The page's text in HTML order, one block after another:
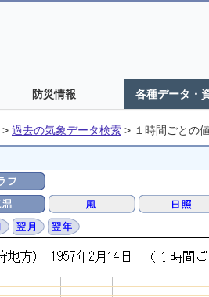
防災情報 各種データ・
> 過去の気象データ検索 > １時間ごとの